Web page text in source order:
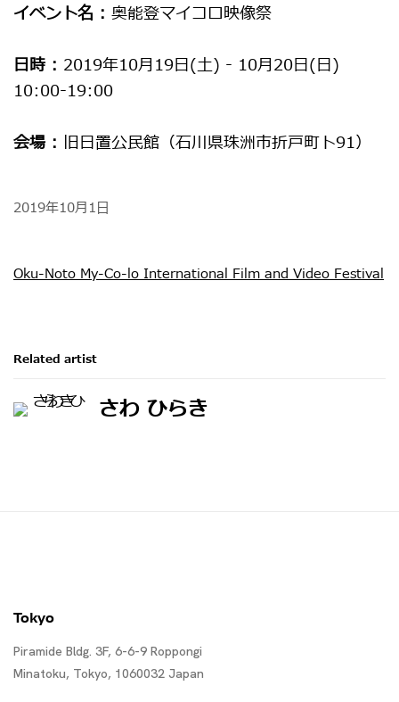
イベント名 : 奥能登マイコロ映像祭
日時 : 2019年10月19日(土) - 10月20日(日)
10:00-19:00
会場 : 旧日置公民館（石川県珠洲市折戸町ト91）
2019年10月1日
Oku-Noto My-Co-lo International Film and Video Festival
Related artist
さわ ひらき
Tokyo
Piramide Bldg. 3F, 6-6-9 Roppongi
Minatoku, Tokyo, 1060032 Japan